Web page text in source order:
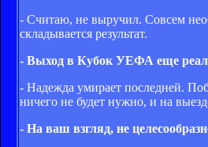
- Считаю, не выручил. Совсем
складывается результат.
- Выход в Кубок УЕФА еще
- Надежда умирает последней.
ничего не будет нужно, и на
- На ваш взгляд, не